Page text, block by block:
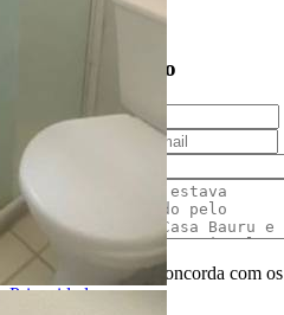
Entre em contato
E-mail
Telefone
Mensagem
Ao ENVIAR você concorda com os
Privacidade